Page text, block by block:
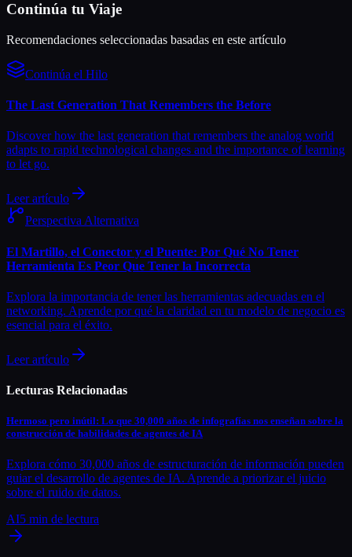
Continúa tu Viaje
Recomendaciones seleccionadas basadas en este artículo
Continúa el Hilo
The Last Generation That Remembers the Before
Discover how the last generation that remembers the analog world
adapts to rapid technological changes and the importance of learning
to let go.
Leer artículo
Perspectiva Alternativa
El Martillo, el Conector y el Puente: Por Qué No Tener
Herramienta Es Peor Que Tener la Incorrecta
Explora la importancia de tener las herramientas adecuadas en el
networking. Aprende por qué la claridad en tu modelo de negocio es
esencial para el éxito.
Leer artículo
Lecturas Relacionadas
Hermoso pero inútil: Lo que 30,000 años de infografías nos enseñan sobre la
construcción de habilidades de agentes de IA
Explora cómo 30,000 años de estructuración de información pueden
guiar el desarrollo de agentes de IA. Aprende a priorizar el juicio
sobre el ruido de datos.
AI5 min de lectura